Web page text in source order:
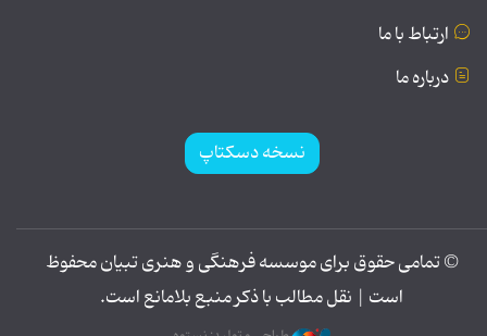
ارتباط با ما
درباره ما
نسخه دسکتاپ
© تمامی حقوق برای موسسه فرهنگی و هنری تبیان محفوظ
است | نقل مطالب با ذکر منبع بلامانع است.